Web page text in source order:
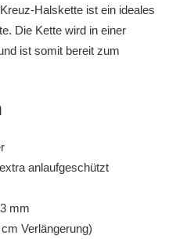
Halskette ist ein ideales
Die Kette wird in einer
ist somit bereit zum
anlaufgeschützt
mm
Verlängerung)